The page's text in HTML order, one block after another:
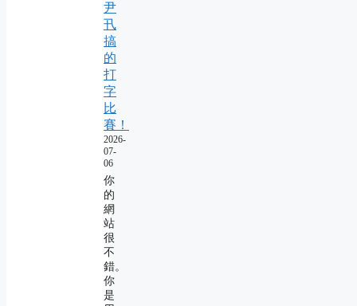
尹
卂
搞
的
打
字
比
賽！
2026-
07-
06
你
的
網
站
很
不
錯。
你
是